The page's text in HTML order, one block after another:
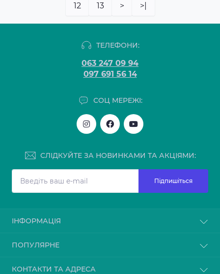
12 13 > >|
ТЕЛЕФОНИ:
063 247 09 94
097 691 56 14
СОЦ МЕРЕЖІ:
СЛІДКУЙТЕ ЗА НОВИНКАМИ ТА АКЦІЯМИ:
Підпишіться
ІНФОРМАЦІЯ
ПОПУЛЯРНЕ
КОНТАКТИ ТА АДРЕСА